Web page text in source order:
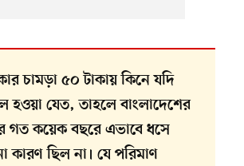
চামড়া ৫০ টাকায় কিনে যদি
হওয়া যেত, তাহলে বাংলাদেশের
গত কয়েক বছরে এভাবে ধসে
ছিল না। যে পরিমাণ